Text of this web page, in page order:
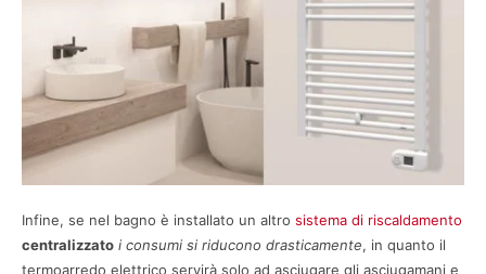
Infine, se nel bagno è installato un altro sistema di riscaldamento
centralizzato i consumi si riducono drasticamente, in quanto il
termoarredo elettrico servirà solo ad asciugare gli asciugamani e